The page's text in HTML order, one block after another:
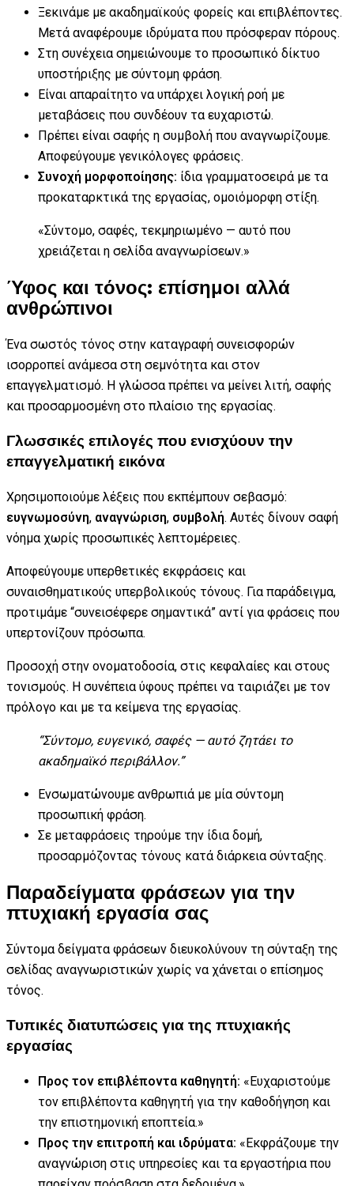
Ξεκινάμε με ακαδημαϊκούς φορείς και επιβλέποντες.
Μετά αναφέρουμε ιδρύματα που πρόσφεραν πόρους.
Στη συνέχεια σημειώνουμε το προσωπικό δίκτυο
υποστήριξης με σύντομη φράση.
Είναι απαραίτητο να υπάρχει λογική ροή με
μεταβάσεις που συνδέουν τα ευχαριστώ.
Πρέπει είναι σαφής η συμβολή που αναγνωρίζουμε.
Αποφεύγουμε γενικόλογες φράσεις.
Συνοχή μορφοποίησης: ίδια γραμματοσειρά με τα
προκαταρκτικά της εργασίας, ομοιόμορφη στίξη.
«Σύντομο, σαφές, τεκμηριωμένο — αυτό που
χρειάζεται η σελίδα αναγνωρίσεων.»
Ύφος και τόνος: επίσημοι αλλά
ανθρώπινοι
Ένα σωστός τόνος στην καταγραφή συνεισφορών
ισορροπεί ανάμεσα στη σεμνότητα και στον
επαγγελματισμό. Η γλώσσα πρέπει να μείνει λιτή, σαφής
και προσαρμοσμένη στο πλαίσιο της εργασίας.
Γλωσσικές επιλογές που ενισχύουν την
επαγγελματική εικόνα
Χρησιμοποιούμε λέξεις που εκπέμπουν σεβασμό:
ευγνωμοσύνη, αναγνώριση, συμβολή. Αυτές δίνουν σαφή
νόημα χωρίς προσωπικές λεπτομέρειες.
Αποφεύγουμε υπερθετικές εκφράσεις και
συναισθηματικούς υπερβολικούς τόνους. Για παράδειγμα,
προτιμάμε “συνεισέφερε σημαντικά” αντί για φράσεις που
υπερτονίζουν πρόσωπα.
Προσοχή στην ονοματοδοσία, στις κεφαλαίες και στους
τονισμούς. Η συνέπεια ύφους πρέπει να ταιριάζει με τον
πρόλογο και με τα κείμενα της εργασίας.
“Σύντομο, ευγενικό, σαφές — αυτό ζητάει το
ακαδημαϊκό περιβάλλον.”
Ενσωματώνουμε ανθρωπιά με μία σύντομη
προσωπική φράση.
Σε μεταφράσεις τηρούμε την ίδια δομή,
προσαρμόζοντας τόνους κατά διάρκεια σύνταξης.
Παραδείγματα φράσεων για την
πτυχιακή εργασία σας
Σύντομα δείγματα φράσεων διευκολύνουν τη σύνταξη της
σελίδας αναγνωριστικών χωρίς να χάνεται ο επίσημος
τόνος.
Τυπικές διατυπώσεις για της πτυχιακής
εργασίας
Προς τον επιβλέποντα καθηγητή: «Ευχαριστούμε
τον επιβλέποντα καθηγητή για την καθοδήγηση και
την επιστημονική εποπτεία.»
Προς την επιτροπή και ιδρύματα: «Εκφράζουμε την
αναγνώριση στις υπηρεσίες και τα εργαστήρια που